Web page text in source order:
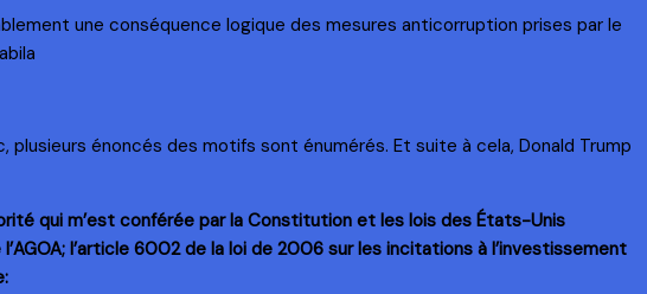
une conséquence logique des mesures anticorruption prises par le
énoncés des motifs sont énumérés. Et suite à cela, Donald Trump
qui m’est conférée par la Constitution et les lois des États-Unis
l’article 6002 de la loi de 2006 sur les incitations à l’investissement